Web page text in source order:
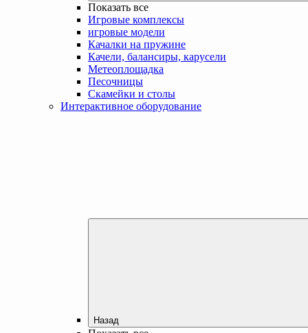
Показать все
Игровые комплексы
игровые модели
Качалки на пружине
Качели, балансиры, карусели
Метеоплощадка
Песочницы
Скамейки и столы
Интерактивное оборудование
Назад